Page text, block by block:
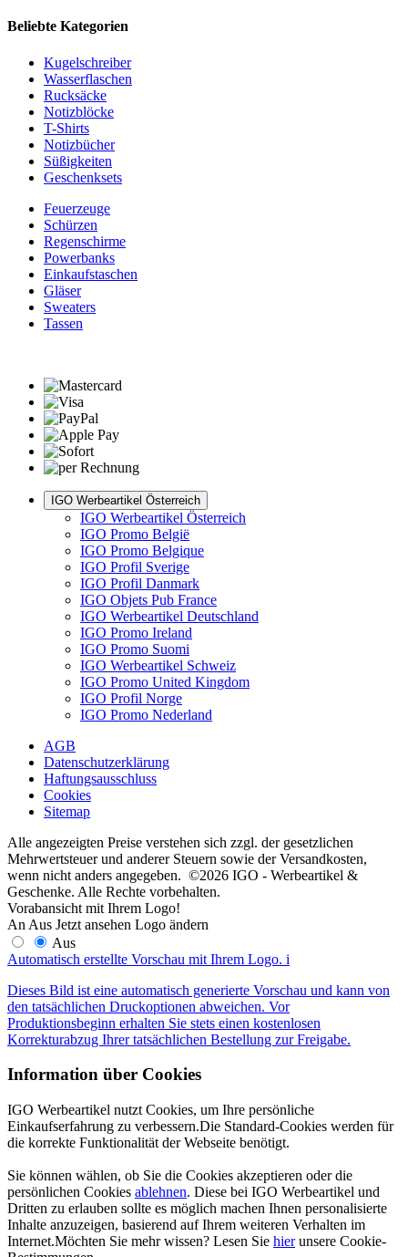
Beliebte Kategorien
Kugelschreiber
Wasserflaschen
Rucksäcke
Notizblöcke
T-Shirts
Notizbücher
Süßigkeiten
Geschenksets
Feuerzeuge
Schürzen
Regenschirme
Powerbanks
Einkaufstaschen
Gläser
Sweaters
Tassen
IGO Werbeartikel Österreich
IGO Werbeartikel Österreich
IGO Promo België
IGO Promo Belgique
IGO Profil Sverige
IGO Profil Danmark
IGO Objets Pub France
IGO Werbeartikel Deutschland
IGO Promo Ireland
IGO Promo Suomi
IGO Werbeartikel Schweiz
IGO Promo United Kingdom
IGO Profil Norge
IGO Promo Nederland
AGB
Datenschutzerklärung
Haftungsausschluss
Cookies
Sitemap
Alle angezeigten Preise verstehen sich zzgl. der gesetzlichen
Mehrwertsteuer und anderer Steuern sowie der Versandkosten,
wenn nicht anders angegeben. ©2026 IGO - Werbeartikel &
Geschenke. Alle Rechte vorbehalten.
Vorabansicht mit Ihrem Logo!
An Aus Jetzt ansehen Logo ändern
Aus
Automatisch erstellte Vorschau mit Ihrem Logo. i
Dieses Bild ist eine automatisch generierte Vorschau und kann von
den tatsächlichen Druckoptionen abweichen. Vor
Produktionsbeginn erhalten Sie stets einen kostenlosen
Korrekturabzug Ihrer tatsächlichen Bestellung zur Freigabe.
Information über Cookies
IGO Werbeartikel nutzt Cookies, um Ihre persönliche
Einkaufserfahrung zu verbessern.Die Standard-Cookies werden für
die korrekte Funktionalität der Webseite benötigt.
Sie können wählen, ob Sie die Cookies akzeptieren oder die
persönlichen Cookies ablehnen. Diese bei IGO Werbeartikel und
Dritten zu erlauben sollte es möglich machen Ihnen personalisierte
Inhalte anzuzeigen, basierend auf Ihrem weiteren Verhalten im
Internet.Möchten Sie mehr wissen? Lesen Sie hierunsere Cookie-